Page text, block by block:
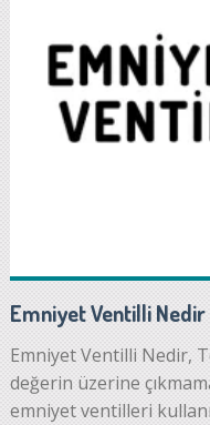
Emniyet Ventilli Nedir
Emniyet Ventilli Nedir,
değerin üzerine
emniyet ventilleri